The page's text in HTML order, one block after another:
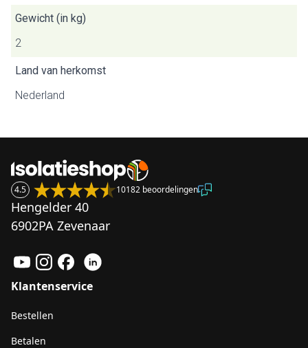
Gewicht (in kg)
2
Land van herkomst
Nederland
4.5 10182 beoordelingen
Hengelder 40
6902PA Zevenaar
Klantenservice
Bestellen
Betalen